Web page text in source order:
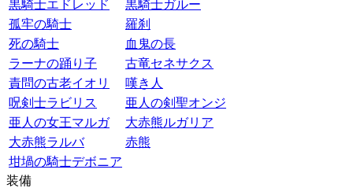
黒騎士エドレッド
黒騎士ガルー
孤牢の騎士
羅刹
死の騎士
血鬼の長
ラーナの踊り子
古竜セネサクス
責問の古老イオリ
嘆き人
呪剣士ラビリス
亜人の剣聖オンジ
亜人の女王マルガ
大赤熊ルガリア
大赤熊ラルバ
赤熊
坩堝の騎士デボニア
装備